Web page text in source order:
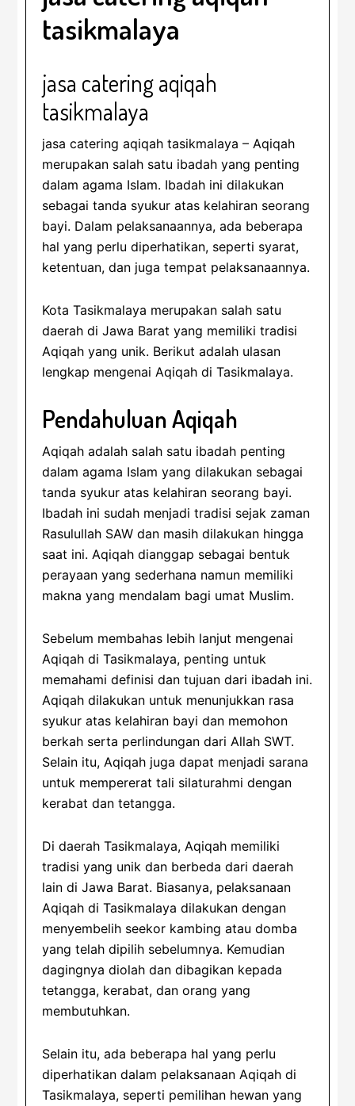
tasikmalaya
jasa catering aqiqah
tasikmalaya
jasa catering aqiqah tasikmalaya – Aqiqah
merupakan salah satu ibadah yang penting
dalam agama Islam. Ibadah ini dilakukan
sebagai tanda syukur atas kelahiran seorang
bayi. Dalam pelaksanaannya, ada beberapa
hal yang perlu diperhatikan, seperti syarat,
ketentuan, dan juga tempat pelaksanaannya.
Kota Tasikmalaya merupakan salah satu
daerah di Jawa Barat yang memiliki tradisi
Aqiqah yang unik. Berikut adalah ulasan
lengkap mengenai Aqiqah di Tasikmalaya.
Pendahuluan Aqiqah
Aqiqah adalah salah satu ibadah penting
dalam agama Islam yang dilakukan sebagai
tanda syukur atas kelahiran seorang bayi.
Ibadah ini sudah menjadi tradisi sejak zaman
Rasulullah SAW dan masih dilakukan hingga
saat ini. Aqiqah dianggap sebagai bentuk
perayaan yang sederhana namun memiliki
makna yang mendalam bagi umat Muslim.
Sebelum membahas lebih lanjut mengenai
Aqiqah di Tasikmalaya, penting untuk
memahami definisi dan tujuan dari ibadah ini.
Aqiqah dilakukan untuk menunjukkan rasa
syukur atas kelahiran bayi dan memohon
berkah serta perlindungan dari Allah SWT.
Selain itu, Aqiqah juga dapat menjadi sarana
untuk mempererat tali silaturahmi dengan
kerabat dan tetangga.
Di daerah Tasikmalaya, Aqiqah memiliki
tradisi yang unik dan berbeda dari daerah
lain di Jawa Barat. Biasanya, pelaksanaan
Aqiqah di Tasikmalaya dilakukan dengan
menyembelih seekor kambing atau domba
yang telah dipilih sebelumnya. Kemudian
dagingnya diolah dan dibagikan kepada
tetangga, kerabat, dan orang yang
membutuhkan.
Selain itu, ada beberapa hal yang perlu
diperhatikan dalam pelaksanaan Aqiqah di
Tasikmalaya, seperti pemilihan hewan yang